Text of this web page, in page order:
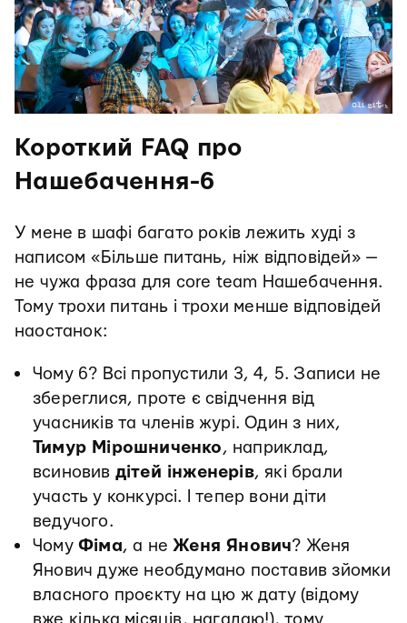
Короткий FAQ про
Нашебачення-6
У мене в шафі багато років лежить худі з
написом «Більше питань, ніж відповідей» —
не чужа фраза для core team Нашебачення.
Тому трохи питань і трохи менше відповідей
наостанок:
Чому 6? Всі пропустили 3, 4, 5. Записи не
збереглися, проте є свідчення від
учасників та членів журі. Один з них,
Тимур Мірошниченко , наприклад,
всиновив дітей інженерів, які брали
участь у конкурсі. І тепер вони діти
ведучого.
Чому Фіма, а не Женя Янович? Женя
Янович дуже необдумано поставив зйомки
власного проєкту на цю ж дату (відому
вже кілька місяців, нагадаю!), тому